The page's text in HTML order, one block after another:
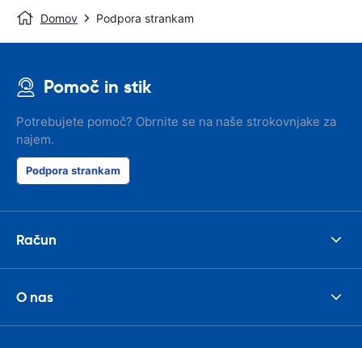
Domov Podpora strankam
Pomoč in stik
Potrebujete pomoč? Obrnite se na naše strokovnjake za
najem.
Podpora strankam
Račun
O nas